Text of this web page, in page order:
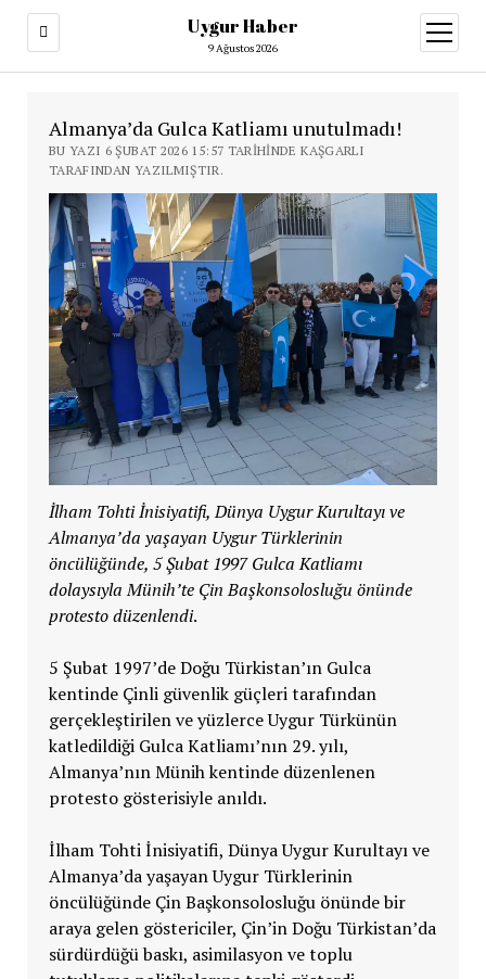
Uygur Haber
9 Ağustos 2026
aç
Almanya’da Gulca Katliamı unutulmadı!
BU YAZI 6 ŞUBAT 2026 15:57 TARIHINDE KAŞGARLI
TARAFINDAN YAZILMIŞTIR.
İlham Tohti İnisiyatifi, Dünya Uygur Kurultayı ve
Almanya’da yaşayan Uygur Türklerinin
öncülüğünde, 5 Şubat 1997 Gulca Katliamı
dolaysıyla Münih’te Çin Başkonsolosluğu önünde
protesto düzenlendi.
5 Şubat 1997’de Doğu Türkistan’ın Gulca
kentinde Çinli güvenlik güçleri tarafından
gerçekleştirilen ve yüzlerce Uygur Türkünün
katledildiği Gulca Katliamı’nın 29. yılı,
Almanya’nın Münih kentinde düzenlenen
protesto gösterisiyle anıldı.
İlham Tohti İnisiyatifi, Dünya Uygur Kurultayı ve
Almanya’da yaşayan Uygur Türklerinin
öncülüğünde Çin Başkonsolosluğu önünde bir
araya gelen göstericiler, Çin’in Doğu Türkistan’da
sürdürdüğü baskı, asimilasyon ve toplu